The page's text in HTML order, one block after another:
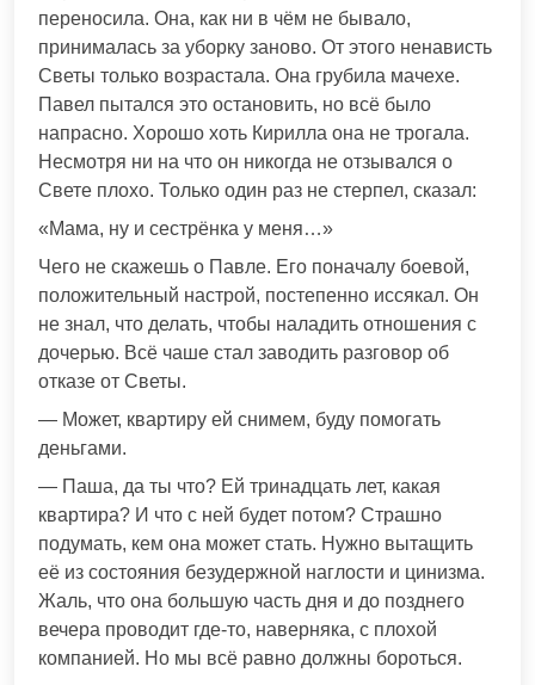
переносила. Она, как ни в чём не бывало,
принималась за уборку заново. От этого ненависть
Светы только возрастала. Она грубила мачехе.
Павел пытался это остановить, но всё было
напрасно. Хорошо хоть Кирилла она не трогала.
Несмотря ни на что он никогда не отзывался о
Свете плохо. Только один раз не стерпел, сказал:
«Мама, ну и сестрёнка у меня…»
Чего не скажешь о Павле. Его поначалу боевой,
положительный настрой, постепенно иссякал. Он
не знал, что делать, чтобы наладить отношения с
дочерью. Всё чаше стал заводить разговор об
отказе от Светы.
— Может, квартиру ей снимем, буду помогать
деньгами.
— Паша, да ты что? Ей тринадцать лет, какая
квартира? И что с ней будет потом? Страшно
подумать, кем она может стать. Нужно вытащить
её из состояния безудержной наглости и цинизма.
Жаль, что она большую часть дня и до позднего
вечера проводит где-то, наверняка, с плохой
компанией. Но мы всё равно должны бороться.